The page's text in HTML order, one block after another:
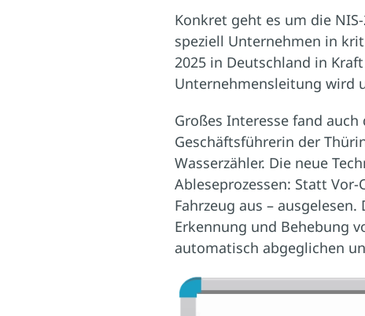
Konkret geht es um die
speziell Unternehmen in
2025 in Deutschland in
Unternehmensleitung wird
Großes Interesse fand
Geschäftsführerin der
Wasserzähler. Die neue
Ableseprozessen: Statt
Fahrzeug aus –
Erkennung und Behebung
automatisch abgeglichen